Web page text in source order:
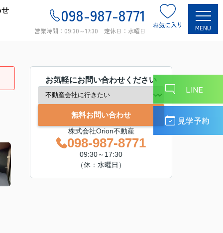
098-987-8771
営業時間：09:30～17:30 定休日：水曜日
お気に入り MENU
LINE
見学予約
お気軽にお問い合わせください
無料お問い合わせ
株式会社Orion不動産
098-987-8771
09:30～17:30
（休：水曜日）